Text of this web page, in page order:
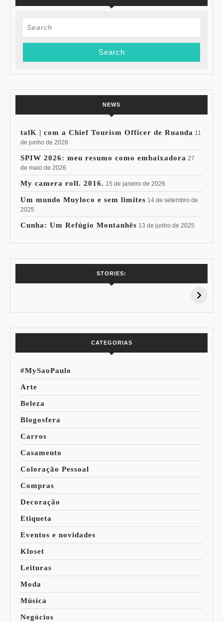
Search
NEWS
talK | com a Chief Tourism Officer de Ruanda 11
de junho de 2026
SPIW 2026: meu resumo como embaixadora 27
de maio de 2026
My camera roll. 2016. 15 de janeiro de 2026
Um mundo Muyloco e sem limites 14 de setembro de
2025
Cunha: Um Refúgio Montanhês 13 de junho de 2025
STORIES:
15% de
Pessoal: Os
CATEGORIAS
#MySaoPaulo
Arte
Beleza
Blogosfera
Carros
Casamento
Coloração Pessoal
Compras
Decoração
Etiqueta
Eventos e novidades
Kloset
Leituras
Moda
Música
Negócios